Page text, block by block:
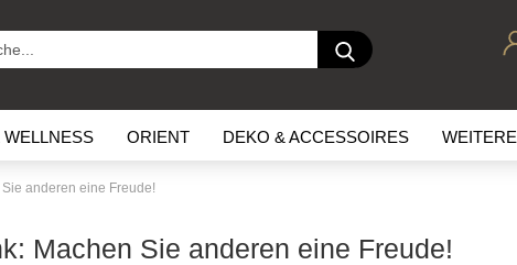
Suche...
WELLNESS ORIENT DEKO & ACCESSOIRES WEITERE
anderen eine Freude!
Machen Sie anderen eine Freude!